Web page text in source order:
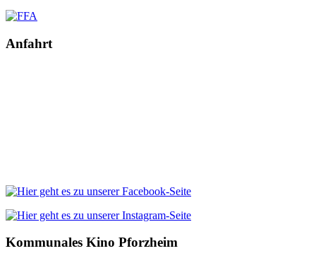
Anfahrt
Kommunales Kino Pforzheim